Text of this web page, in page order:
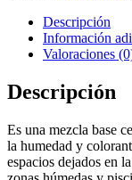
Descripción
Información
Valoraciones
Descripción
Es una mezcla base
la humedad y
espacios dejados en